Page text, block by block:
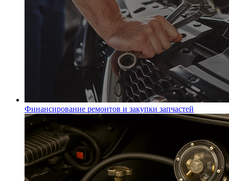
Финансирование ремонтов и закупки запчастей